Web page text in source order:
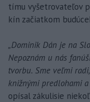
tímu vyšetrovateľov
kín začiatkom
„Dominik Dán je na
Nepoznám u nás
tvorbu. Sme veľmi
knižnými predlohami
opísal zákulisie